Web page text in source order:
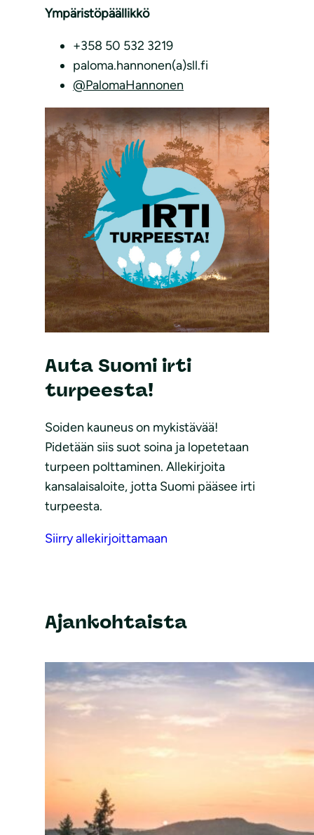
Ympäristöpäällikkö
+358 50 532 3219
paloma.hannonen(a)sll.fi
@PalomaHannonen
Auta Suomi irti
turpeesta!
Soiden kauneus on mykistävää!
Pidetään siis suot soina ja lopetetaan
turpeen polttaminen. Allekirjoita
kansalaisaloite, jotta Suomi pääsee irti
turpeesta.
Siirry allekirjoittamaan
Ajankohtaista